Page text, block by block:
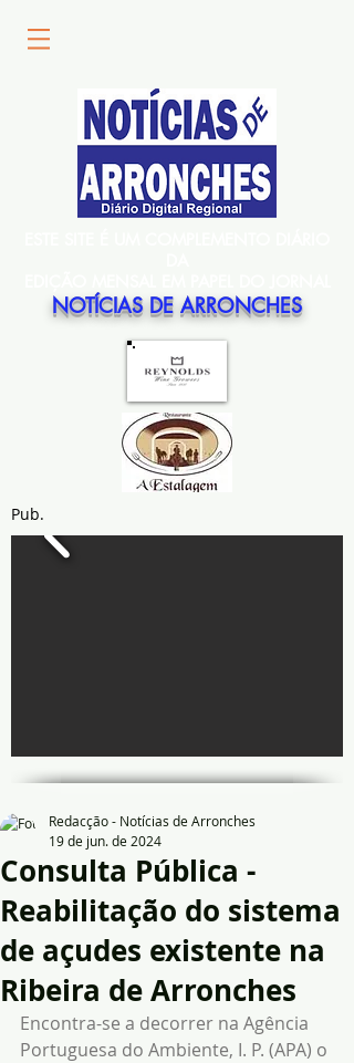
NOTÍCIAS DE ARRONCHES
Pub.
Consulta Pública -
Reabilitação do sistema
de açudes existente na
Ribeira de Arronches
Redacção - Notícias de Arronches
19 de jun. de 2024
Encontra-se a decorrer na Agência
Portuguesa do Ambiente, I. P. (APA) o